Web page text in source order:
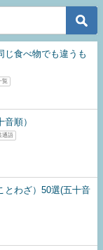
じ食べ物でも違うも
覧
順）
通語
とわざ）50選(五十音